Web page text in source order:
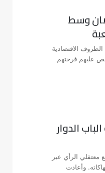
وسط
الاقتصادية
عليهم فرحتهم
الدوار
معتقلي الرأي عبر
وأعادت